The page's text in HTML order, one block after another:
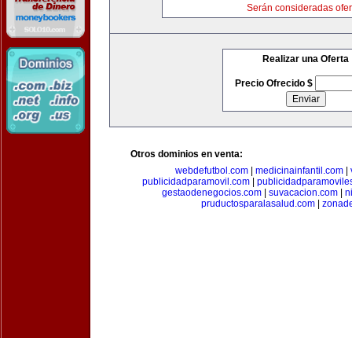
Serán consideradas
Realizar una Oferta
Precio Ofrecido $
Otros dominios en venta:
webdefutbol.com
medicinainfantil.com
publicidadparamovil.com
gestaodenegocios.com| suvacacion.com|
pruductosparalasalud.com|